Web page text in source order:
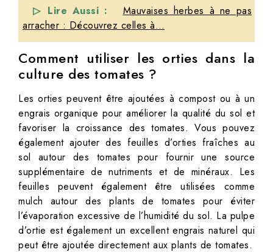
▷ Lire Aussi :
Mauvaises herbes à ne pas
arracher : Découvrez celles à…
Comment utiliser les orties dans la
culture des tomates ?
Les orties peuvent être ajoutées à compost ou à un
engrais organique pour améliorer la qualité du sol et
favoriser la croissance des tomates. Vous pouvez
également ajouter des feuilles d’orties fraîches au
sol autour des tomates pour fournir une source
supplémentaire de nutriments et de minéraux. Les
feuilles peuvent également être utilisées comme
mulch autour des plants de tomates pour éviter
l’évaporation excessive de l’humidité du sol. La pulpe
d’ortie est également un excellent engrais naturel qui
peut être ajoutée directement aux plants de tomates.